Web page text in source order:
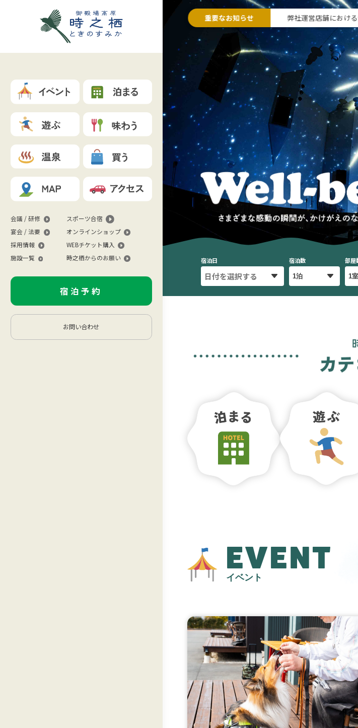
会議 / 研修
スポーツ合宿
宴会 / 法要
オンラインショップ
採用情報
WEBチケット購入
施設一覧
時之栖からのお願い
宿泊予約
お問い合わせ
重要なお知らせ 弊社運営店舗におけ
宿泊日 宿泊数 部屋
EVENT
イベント